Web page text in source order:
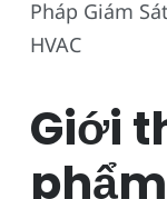
Giới
phẩm